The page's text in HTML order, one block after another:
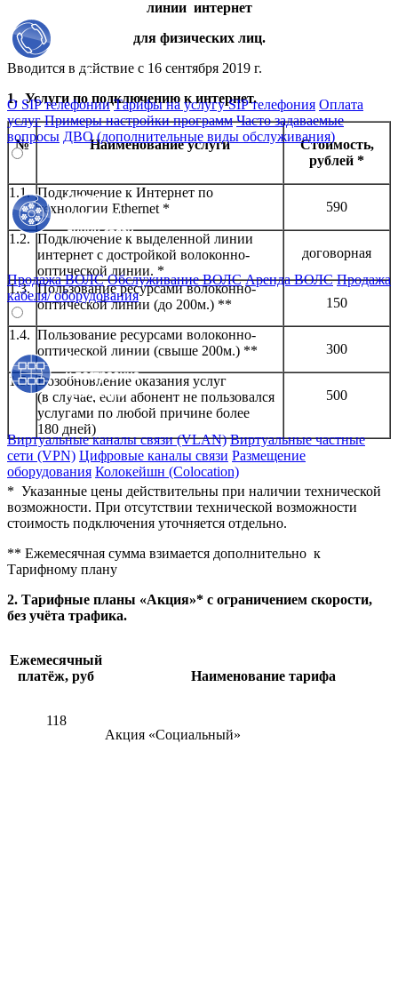
О SIP телефонии Тарифы на услугу SIP телефония Оплата
услуг Примеры настройки программ Часто задаваемые
вопросы ДВО (дополнительные виды обслуживания)
Продажа ВОЛС Обслуживание ВОЛС Аренда ВОЛС Продажа
кабеля/ оборудования
Виртуальные каналы связи (VLAN) Виртуальные частные
сети (VPN) Цифровые каналы связи Размещение
оборудования Колокейшн (Colocation)
линии интернет
для физических лиц.
Вводится в действие с 16 сентября 2019 г.
1. Услуги по подключению к интернет.
№ Наименование услуги
Стоимость,
рублей *
1.1. Подключение к Интернет по
технологии Ethernet *
590
1.2. Подключение к выделенной линии
интернет с достройкой волоконно-
оптической линии. *
договорная
1.3. Пользование ресурсами волоконно-
оптической линии (до 200м.) **
150
1.4. Пользование ресурсами волоконно-
оптической линии (свыше 200м.) **
300
1.5. Возобновление оказания услуг
(в случае, если абонент не пользовался
услугами по любой причине более
180 дней)
500
* Указанные цены действительны при наличии технической
возможности. При отсутствии технической возможности
стоимость подключения уточняется отдельно.
** Ежемесячная сумма взимается дополнительно к
Тарифному плану
2. Тарифные планы «Акция»* с ограничением скорости,
без учёта трафика.
Ежемесячный
платёж, руб
Наименование тарифа
118
Акция «Социальный»